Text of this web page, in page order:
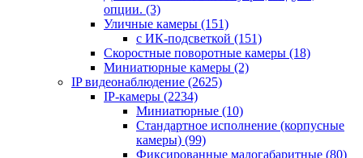
опции. (3)
Уличные камеры (151)
с ИК-подсветкой (151)
Скоростные поворотные камеры (18)
Миниатюрные камеры (2)
IP видеонаблюдение (2625)
IP-камеры (2234)
Миниатюрные (10)
Стандартное исполнение (корпусные
камеры) (99)
Фиксированные малогабаритные (80)